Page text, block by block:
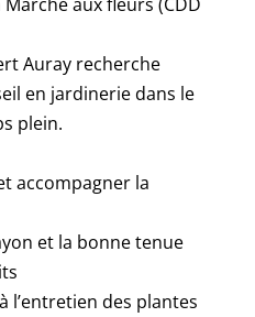
Auray recherche
en jardinerie dans le
plein.
accompagner la
et la bonne tenue
l’entretien des plantes